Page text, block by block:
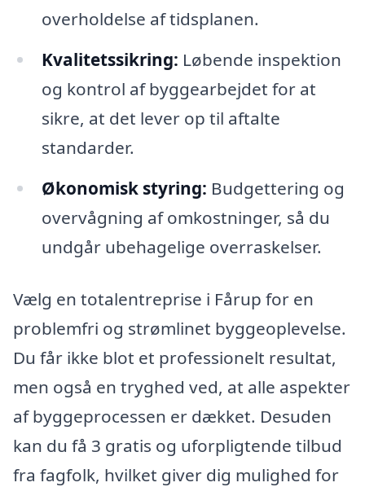
overholdelse af tidsplanen.
Kvalitetssikring: Løbende inspektion
og kontrol af byggearbejdet for at
sikre, at det lever op til aftalte
standarder.
Økonomisk styring: Budgettering og
overvågning af omkostninger, så du
undgår ubehagelige overraskelser.
Vælg en totalentreprise i Fårup for en
problemfri og strømlinet byggeoplevelse.
Du får ikke blot et professionelt resultat,
men også en tryghed ved, at alle aspekter
af byggeprocessen er dækket. Desuden
kan du få 3 gratis og uforpligtende tilbud
fra fagfolk, hvilket giver dig mulighed for